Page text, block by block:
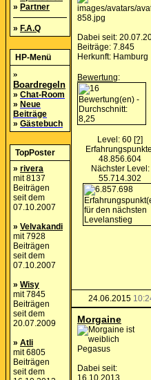
» Partner
» F.A.Q
HP-Menü
»
Boardregeln
» Chat-Room
» Neue
Beiträge
» Gästebuch
TopPoster
» rivera
mit 8137
Beiträgen
seit dem
07.10.2007
» Velvakandi
mit 7928
Beiträgen
seit dem
07.10.2007
» Wisy
mit 7845
Beiträgen
seit dem
20.07.2009
» Atli
mit 6805
Beiträgen
seit dem
Dabei seit:
Beiträge: 7.845
Herkunft: Hamburg
Bewertung:
Level: 60 [?]
48.856.604
Nächster Level:
55.714.302
24.06.2015
Morgaine
Pegasus
Dabei seit:
16.10.2013